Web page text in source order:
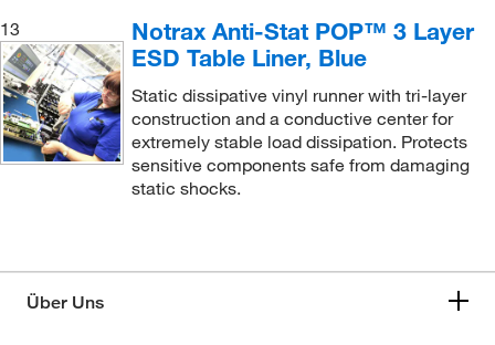
13
Notrax Anti-Stat POP™ 3 Layer
ESD Table Liner, Blue
Static dissipative vinyl runner with tri-layer
construction and a conductive center for
extremely stable load dissipation. Protects
sensitive components safe from damaging
static shocks.
Über Uns